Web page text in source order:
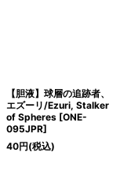
【胆液】球層の追跡者、
エズーリ/Ezuri, Stalker
of Spheres [ONE-
095JPR]
40円(税込)